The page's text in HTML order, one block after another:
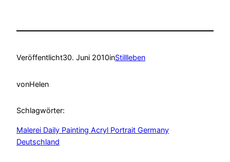
Veröffentlicht30. Juni 2010inStillleben
vonHelen
Schlagwörter:
Malerei Daily Painting Acryl Portrait Germany
Deutschland